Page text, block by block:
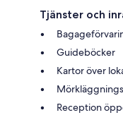
Tjänster och
Guideböcker
Kartor över
Reception